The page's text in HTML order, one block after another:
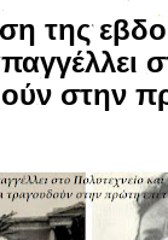
της
στην